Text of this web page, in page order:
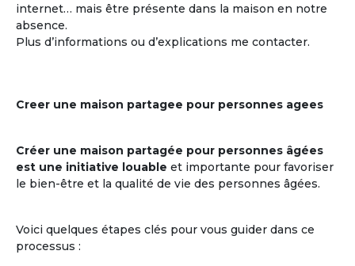
internet… mais être présente dans la maison en notre
absence.
Plus d’informations ou d’explications me contacter.
Creer une maison partagee pour personnes agees
Créer une maison partagée pour personnes âgées
est une initiative louable et importante pour favoriser
le bien-être et la qualité de vie des personnes âgées.
Voici quelques étapes clés pour vous guider dans ce
processus :